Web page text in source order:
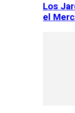
Los
el